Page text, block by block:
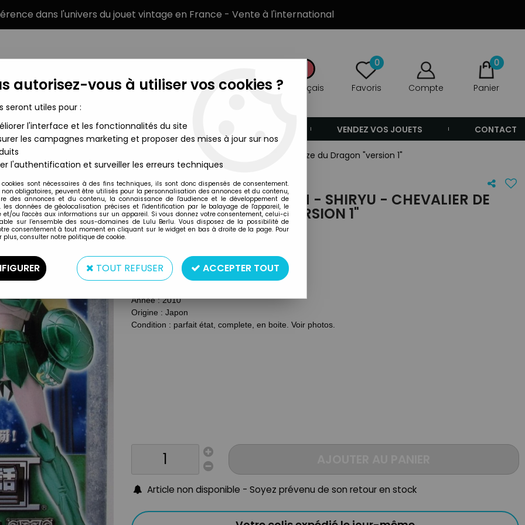
dans l'univers du jouet vintage en France - Vente à l'international
Français
0
Favoris Compte
0
Panier
MARQUES TYPE DE PRODUIT VENDEZ VOS JOUETS CONTACT
Armures Myth Cloth Saint Seiya Myth Cloth - Shiryu - Chevalier de Bronze du Dragon "version 1"
Bandai
SAINT SEIYA MYTH CLOTH - SHIRYU - CHEVALIER DE
BRONZE DU DRAGON "VERSION 1"
Type : Figurine articulée avec armure amovible
Matière : métal et plastique
Année : 2010
Origine : Japon
Condition : parfait état, complete, en boite. Voir photos.
Article non disponible - Soyez prévenu de son retour en stock
autorisez-vous à utiliser vos cookies ?
seront utiles pour :
l'interface et les fonctionnalités du site
les campagnes marketing et proposer des mises à jour sur nos
l'authentification et surveiller les erreurs techniques
cookies sont nécessaires à des fins techniques, ils sont donc dispensés de consentement.
non obligatoires, peuvent être utilisés pour la personnalisation des annonces et du contenu,
des annonces et du contenu, la connaissance de l'audience et le développement de
les données de géolocalisation précises et l'identification par le balayage de l'appareil, le
et/ou l'accès aux informations sur un appareil. Si vous donnez votre consentement, celui-ci
sur l’ensemble des sous-domaines de Lulu Berlu. Vous disposez de la possibilité de
consentement à tout moment en cliquant sur le widget en bas à droite de la page. Pour
plus, consulter notre politique de cookie.
TOUT REFUSER ACCEPTER TOUT